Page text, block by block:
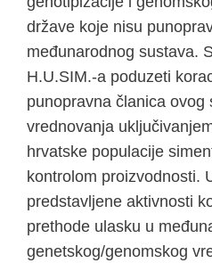
države koje nisu
međunarodnog sustava.
H.U.SIM.-a poduzeti
punopravna članica ovog
vrednovanja
hrvatske populacije
kontrolom proizvodnosti.
predstavljene aktivnosti
prethode ulasku u
genetskog/genomskog